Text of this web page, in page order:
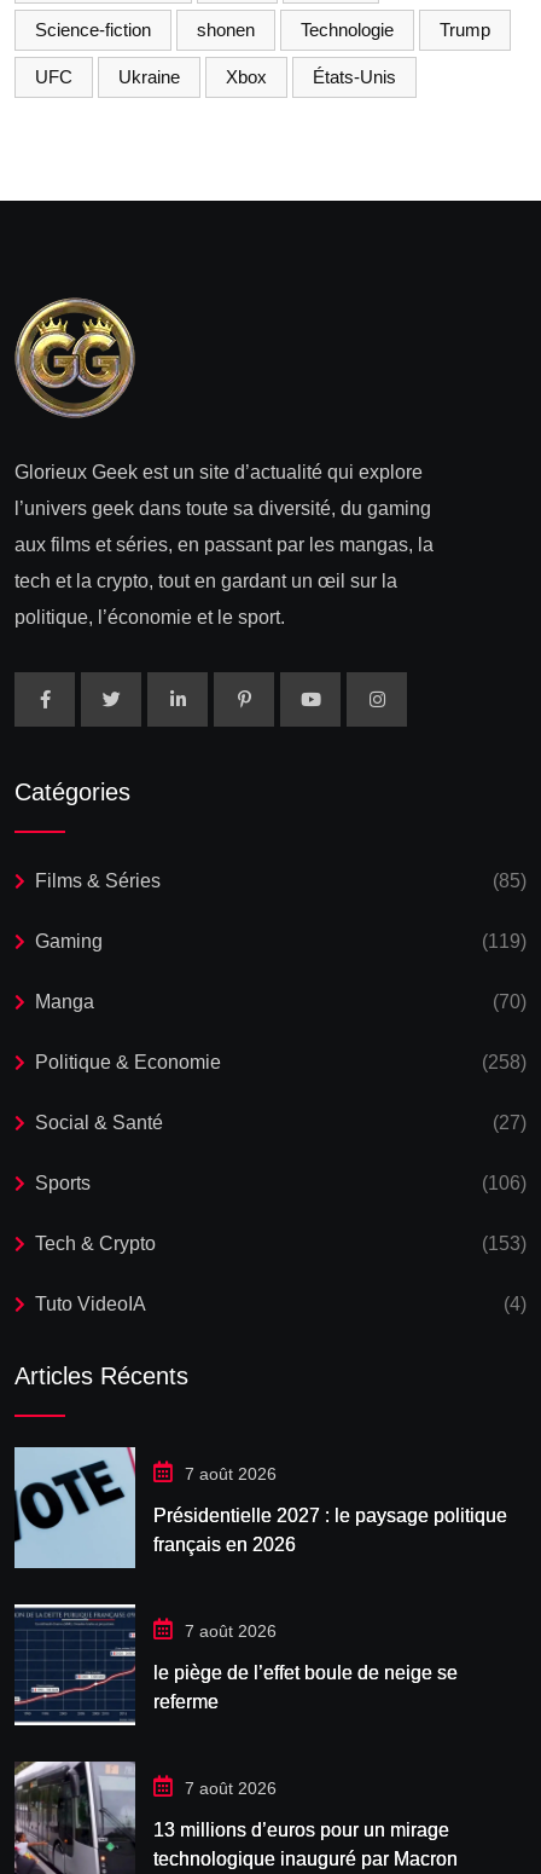
Science-fiction shonen Technologie Trump
UFC Ukraine Xbox États-Unis
Glorieux Geek est un site d’actualité qui explore
l’univers geek dans toute sa diversité, du gaming
aux films et séries, en passant par les mangas, la
tech et la crypto, tout en gardant un œil sur la
politique, l’économie et le sport.
Catégories
Films & Séries (85)
Gaming (119)
Manga (70)
Politique & Economie (258)
Social & Santé (27)
Sports (106)
Tech & Crypto (153)
Tuto VideoIA (4)
Articles Récents
7 août 2026
Présidentielle 2027 : le paysage politique
français en 2026
7 août 2026
le piège de l’effet boule de neige se
referme
7 août 2026
13 millions d’euros pour un mirage
technologique inauguré par Macron